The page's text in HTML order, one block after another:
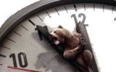
Hoppa
till
innehåll